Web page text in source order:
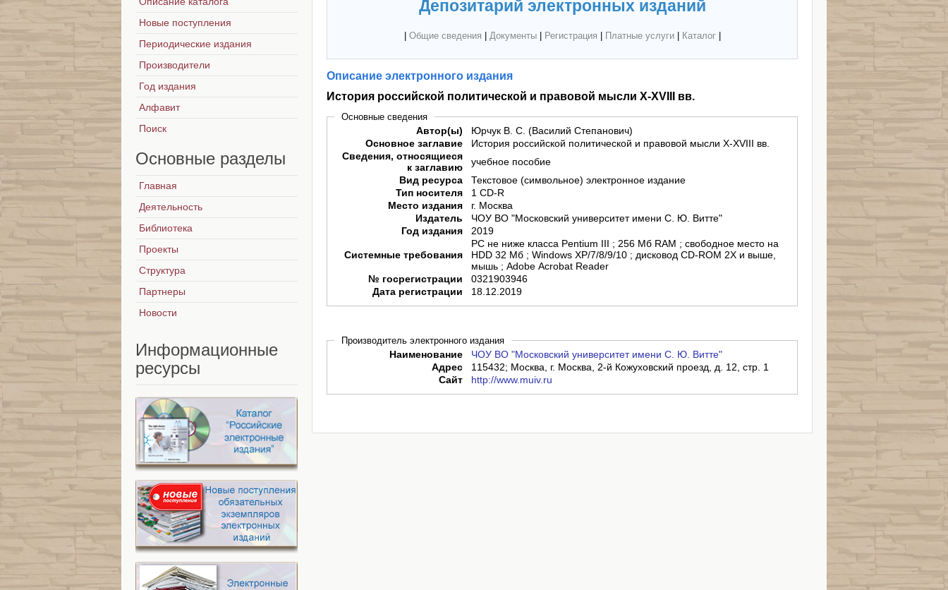
Депозитарий электронных изданий
Общие сведения Документы| Регистрация Платные услуги| Каталог|
Описание электронного издания
История российской политической и правовой мысли X-XVIII вв.
Основные сведения
Автор(ы)
Юрчук В. С. (Василий Степанович)
Основное заглавие
История российской политической и правовой мысли X-XVIII вв.
Сведения, относящиеся
к заглавию
учебное пособие
Вид ресурса
Текстовое (символьное) электронное издание
Тип носителя
1 CD-R
Место издания
г. Москва
Издатель
ЧОУ ВО "Московский университет имени С. Ю. Витте"
Год издания
2019
Системные требования
PC не ниже класса Pentium III ; 256 Мб RAM ; свободное место на
HDD 32 Мб ; Windows XP/7/8/9/10 ; дисковод CD-ROM 2X и выше,
мышь ; Adobe Acrobat Reader
№ госрегистрации
0321903946
Дата регистрации
18.12.2019
Производитель электронного издания
Наименование
ЧОУ ВО "Московский университет имени С. Ю. Витте"
Адрес
115432; Москва, г. Москва, 2-й Кожуховский проезд, д. 12, стр. 1
Сайт
http://www.muiv.ru
Новые поступления
Периодические издания
Производители
Год издания
Алфавит
Поиск
Основные разделы
Главная
Деятельность
Библиотека
Проекты
Структура
Партнеры
Новости
Информационные
ресурсы